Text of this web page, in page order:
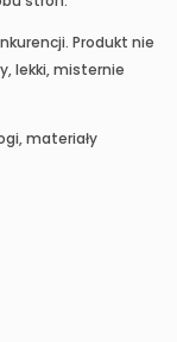
Produkt nie
lekki, misternie
materiały